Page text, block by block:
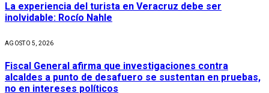
La experiencia del turista en Veracruz debe ser
inolvidable: Rocío Nahle
AGOSTO 5, 2026
Fiscal General afirma que investigaciones contra
alcaldes a punto de desafuero se sustentan en pruebas,
no en intereses políticos